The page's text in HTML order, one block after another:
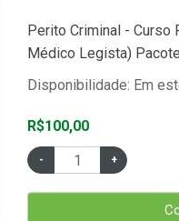
Perito Criminal - Curso
Médico Legista)
Disponibilidade: Em
R$100,00